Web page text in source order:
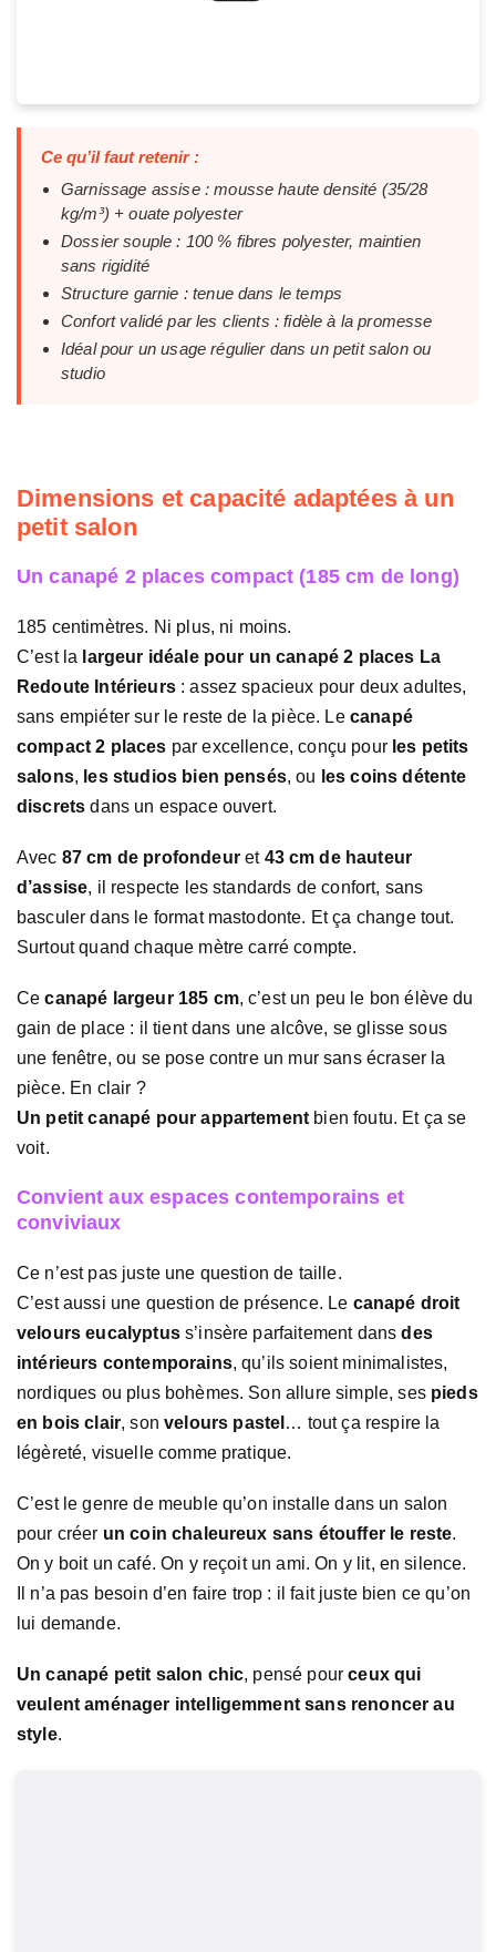
Ce qu’il faut retenir :
Garnissage assise : mousse haute densité (35/28
kg/m³) + ouate polyester
Dossier souple : 100 % fibres polyester, maintien
sans rigidité
Structure garnie : tenue dans le temps
Confort validé par les clients : fidèle à la promesse
Idéal pour un usage régulier dans un petit salon ou
studio
Dimensions et capacité adaptées à un
petit salon
Un canapé 2 places compact (185 cm de long)
185 centimètres. Ni plus, ni moins.
C’est la largeur idéale pour un canapé 2 places La
Redoute Intérieurs: assez spacieux pour deux adultes,
sans empiéter sur le reste de la pièce. Le canapé
compact 2 places par excellence, conçu pour les petits
salons, les studios bien pensés, ou les coins détente
discrets dans un espace ouvert.
Avec 87 cm de profondeuret 43 cm de hauteur
d’assise, il respecte les standards de confort, sans
basculer dans le format mastodonte. Et ça change tout.
Surtout quand chaque mètre carré compte.
Cecanapé largeur 185 cm, c’est un peu le bon élève du
gain de place : il tient dans une alcôve, se glisse sous
une fenêtre, ou se pose contre un mur sans écraser la
pièce. En clair ?
Un petit canapé pour appartement bien foutu. Et ça se
voit.
Convient aux espaces contemporains et
conviviaux
Ce n’est pas juste une question de taille.
C’est aussi une question de présence. Le canapé droit
velours eucalyptuss’insère parfaitement dansdes
intérieurs contemporains, qu’ils soient minimalistes,
nordiques ou plus bohèmes. Son allure simple, ses pieds
en bois clair, sonvelours pastel … tout ça respire la
légèreté, visuelle comme pratique.
C’est le genre de meuble qu’on installe dans un salon
pour créer un coin chaleureux sans étouffer le reste.
On y boit un café. On y reçoit un ami. On y lit, en silence.
Il n’a pas besoin d’en faire trop : il fait juste bien ce qu’on
lui demande.
Un canapé petit salon chic, pensé pourceux qui
veulent aménager intelligemment sans renoncer au
style.